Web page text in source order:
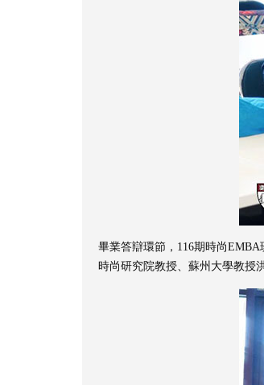
畢業答辯環節，116期時尚
時尚研究院教授、蘇州大學教授